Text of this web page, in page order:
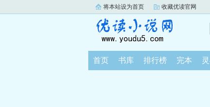
将本站设为首页 收藏优读官网
首页 书库 排行榜 完本